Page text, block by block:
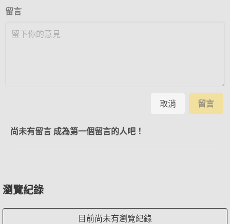
留言
取消 留言
尚未有留言 成為第一個留言的人吧！
瀏覽紀錄
目前尚未有瀏覽紀錄